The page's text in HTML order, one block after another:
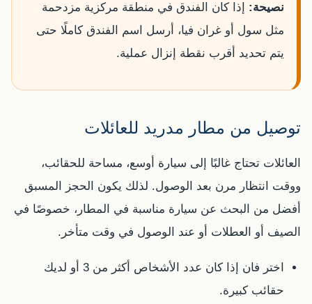
نصيحة: إذا كان الفندق في منطقة مركزية مزدحمة
مثل سول أو غران فيا، أرسل اسم الفندق كاملًا حتى
يتم تحديد أقرب نقطة إنزال عملية.
توصيل من مطار مدريد للعائلات
العائلات تحتاج غالبًا إلى سيارة أوسع، مساحة للحقائب،
ووقت انتظار مرن بعد الوصول. لذلك يكون الحجز المسبق
أفضل من البحث عن سيارة مناسبة في المطار، خصوصًا في
الصيف أو العطلات أو عند الوصول في وقت متأخر.
اختر فان إذا كان عدد الأشخاص أكثر من 3 أو لديك
حقائب كبيرة.